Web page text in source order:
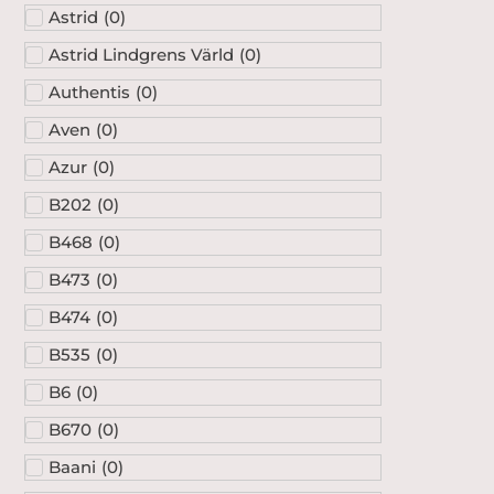
Astrid (0)
Astrid Lindgrens Värld (0)
Authentis (0)
Aven (0)
Azur (0)
B202 (0)
B468 (0)
B473 (0)
B474 (0)
B535 (0)
B6 (0)
B670 (0)
Baani (0)